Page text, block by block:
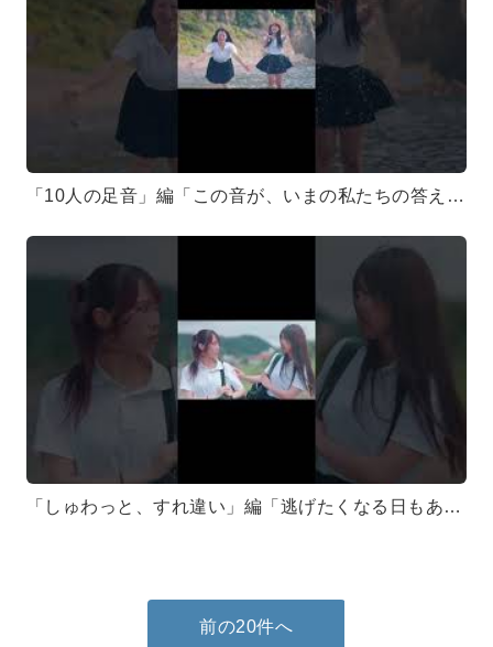
「10人の足音」編「この音が、いまの私たちの答え。フルボリュームだ 鳴らせ足音」#テンテン #点染テンセイ少女 #mv
「しゅわっと、すれ違い」編「逃げたくなる日もある。でも……白旗は、あげない。」#テンテン #点染テンセイ少女 #mv
前の20件へ